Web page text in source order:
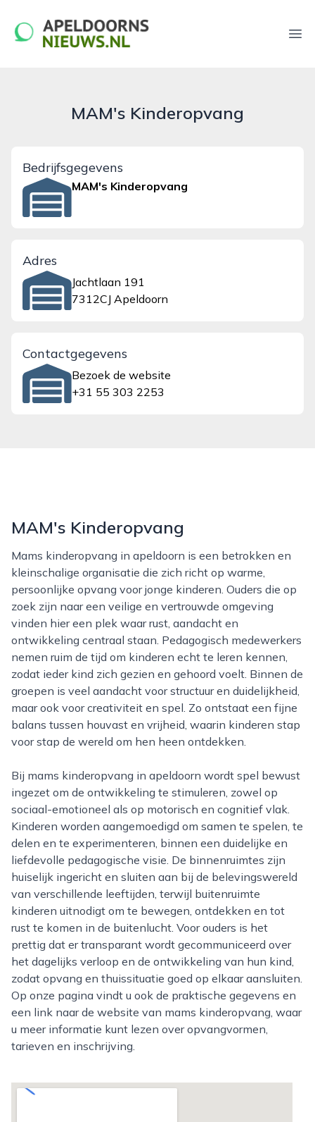
apeldoornsnieuws.nl
MAM's Kinderopvang
Bedrijfsgegevens
MAM's Kinderopvang
Adres
Jachtlaan 191
7312CJ Apeldoorn
Contactgegevens
Bezoek de website
+31 55 303 2253
MAM's Kinderopvang
Mams kinderopvang in apeldoorn is een betrokken en
kleinschalige organisatie die zich richt op warme,
persoonlijke opvang voor jonge kinderen. Ouders die op
zoek zijn naar een veilige en vertrouwde omgeving
vinden hier een plek waar rust, aandacht en
ontwikkeling centraal staan. Pedagogisch medewerkers
nemen ruim de tijd om kinderen echt te leren kennen,
zodat ieder kind zich gezien en gehoord voelt. Binnen de
groepen is veel aandacht voor structuur en duidelijkheid,
maar ook voor creativiteit en spel. Zo ontstaat een fijne
balans tussen houvast en vrijheid, waarin kinderen stap
voor stap de wereld om hen heen ontdekken.
Bij mams kinderopvang in apeldoorn wordt spel bewust
ingezet om de ontwikkeling te stimuleren, zowel op
sociaal-emotioneel als op motorisch en cognitief vlak.
Kinderen worden aangemoedigd om samen te spelen, te
delen en te experimenteren, binnen een duidelijke en
liefdevolle pedagogische visie. De binnenruimtes zijn
huiselijk ingericht en sluiten aan bij de belevingswereld
van verschillende leeftijden, terwijl buitenruimte
kinderen uitnodigt om te bewegen, ontdekken en tot
rust te komen in de buitenlucht. Voor ouders is het
prettig dat er transparant wordt gecommuniceerd over
het dagelijks verloop en de ontwikkeling van hun kind,
zodat opvang en thuissituatie goed op elkaar aansluiten.
Op onze pagina vindt u ook de praktische gegevens en
een link naar de website van mams kinderopvang, waar
u meer informatie kunt lezen over opvangvormen,
tarieven en inschrijving.